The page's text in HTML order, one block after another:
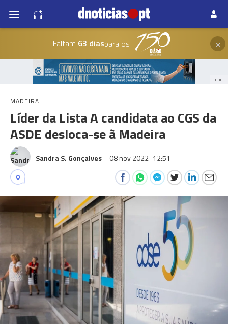
Faltam 63 diaspara os ×
PUB
MADEIRA
Líder da Lista A candidata ao CGS da
ASDE desloca-se à Madeira
Sandra S. Gonçalves 08 nov 2022 12:51
0